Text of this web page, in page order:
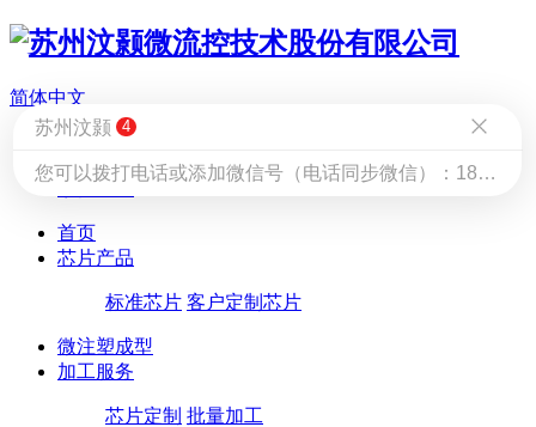
简体中文
简体中文
|
繁体中文
首页
芯片产品
标准芯片 客户定制芯片
微注塑成型
加工服务
芯片定制 批量加工
苏州汶颢 4
您可以拨打电话或添加微信号（电话同步微信）：18051487008 咨询工程师（惠工）